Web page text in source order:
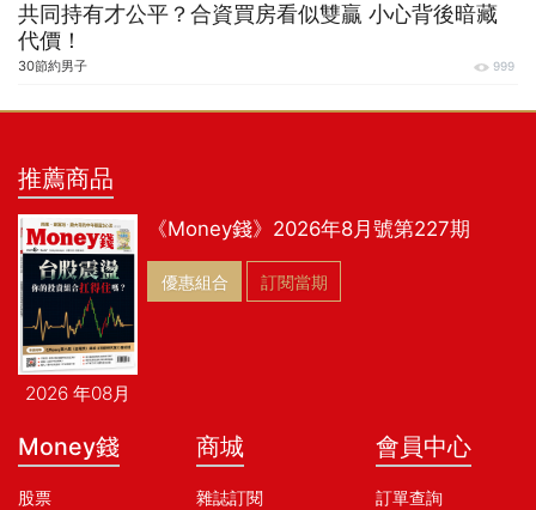
共同持有才公平？合資買房看似雙贏 小心背後暗藏
代價！
30節約男子 999
推薦商品
2026 年08月
《Money錢》2026年8月號第227期
優惠組合 訂閱當期
Money錢
股票
商城
雜誌訂閱
會員中心
訂單查詢